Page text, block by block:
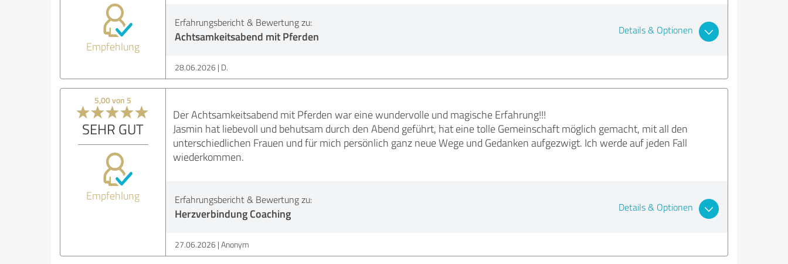
Empfehlung
Erfahrungsbericht & Bewertung zu:
Achtsamkeitsabend mit Pferden Details & Optionen
28.06.2026 D.
5,00 von 5
SEHR GUT
Empfehlung
Der Achtsamkeitsabend mit Pferden war eine wundervolle und magische Erfahrung!!!
Jasmin hat liebevoll und behutsam durch den Abend geführt, hat eine tolle Gemeinschaft möglich gemacht, mit all den
unterschiedlichen Frauen und für mich persönlich ganz neue Wege und Gedanken aufgezwigt. Ich werde auf jeden Fall
wiederkommen.
Erfahrungsbericht & Bewertung zu:
Herzverbindung Coaching Details & Optionen
27.06.2026 Anonym